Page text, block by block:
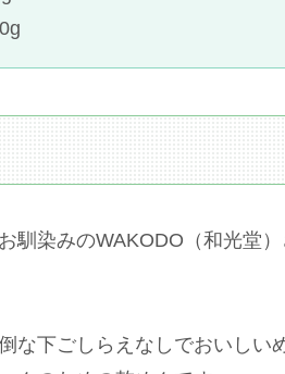
馴染みのWAKODO（和光堂）
な下ごしらえなしでおいしい